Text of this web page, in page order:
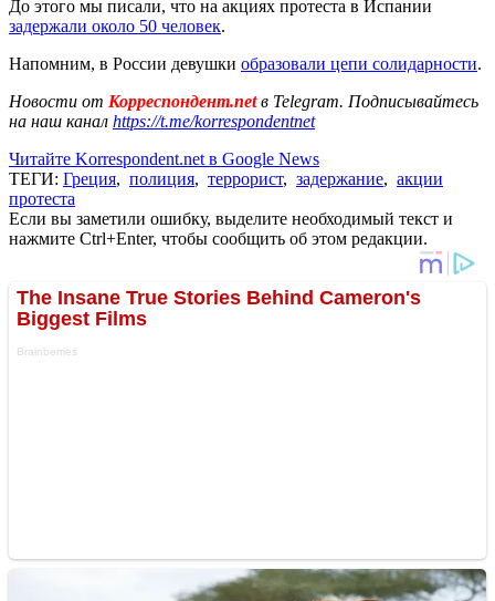
До этого мы писали, что на акциях протеста в Испании
задержали около 50 человек.
Напомним, в России девушки образовали цепи солидарности.
Новости от Корреспондент.netв Telegram. Подписывайтесь
на наш канал https://t.me/korrespondentnet
Читайте Korrespondent.net в Google News
ТЕГИ: Греция, полиция, террорист, задержание, акции
протеста
Если вы заметили ошибку, выделите необходимый текст и
нажмите Ctrl+Enter, чтобы сообщить об этом редакции.